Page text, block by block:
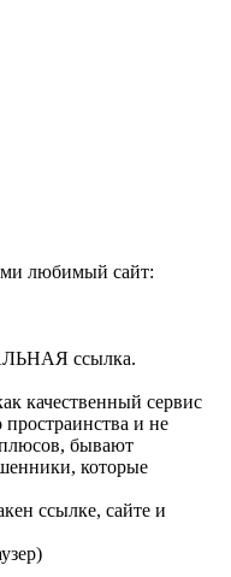
любимый сайт:
ссылка.
качественный сервис
простраинства и не
бывают
которые
ссылке, сайте и